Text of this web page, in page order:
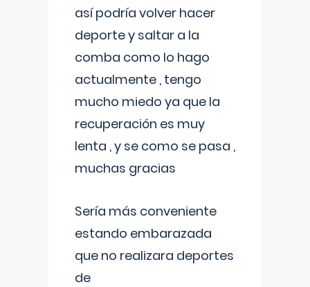
así podría volver hacer
deporte y saltar a la
comba como lo hago
actualmente , tengo
mucho miedo ya que la
recuperación es muy
lenta , y se como se pasa ,
muchas gracias
Sería más conveniente
estando embarazada
que no realizara deportes
de